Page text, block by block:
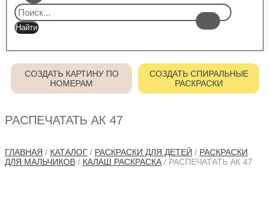
СОЗДАТЬ КАРТИНУ ПО
НОМЕРАМ
СОЗДАТЬ СПИРАЛЬНЫЕ
РАСКРАСКИ
РАСПЕЧАТАТЬ АК 47
ГЛАВНАЯ / КАТАЛОГ / РАСКРАСКИ ДЛЯ ДЕТЕЙ / РАСКРАСКИ
ДЛЯ МАЛЬЧИКОВ / КАЛАШ РАСКРАСКА/ РАСПЕЧАТАТЬ АК 47